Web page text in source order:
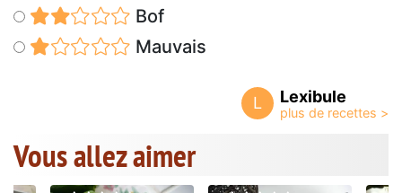
Bof
Mauvais
L Lexibule
Vous allez aimer